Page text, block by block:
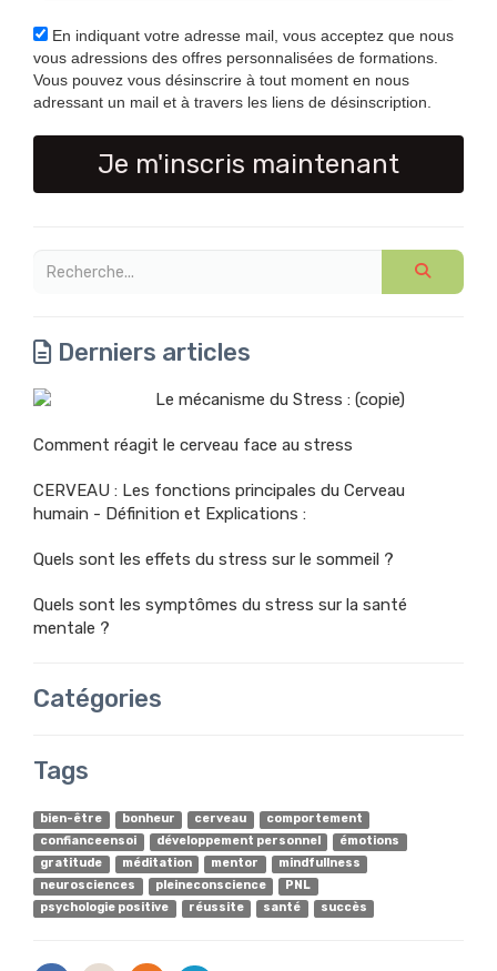
En indiquant votre adresse mail, vous acceptez que nous
vous adressions des offres personnalisées de formations.
Vous pouvez vous désinscrire à tout moment en nous
adressant un mail et à travers les liens de désinscription.
Je m'inscris maintenant
Derniers articles
Le mécanisme du Stress : (copie)
Comment réagit le cerveau face au stress
CERVEAU : Les fonctions principales du Cerveau
humain - Définition et Explications :
Quels sont les effets du stress sur le sommeil ?
Quels sont les symptômes du stress sur la santé
mentale ?
Catégories
Tags
bien-être bonheur cerveau
comportement
confianceensoi
développement personnel
émotions
gratitude
méditation mentor
mindfullness
neurosciences
pleineconscience
PNL
psychologie positive
réussite santé succès